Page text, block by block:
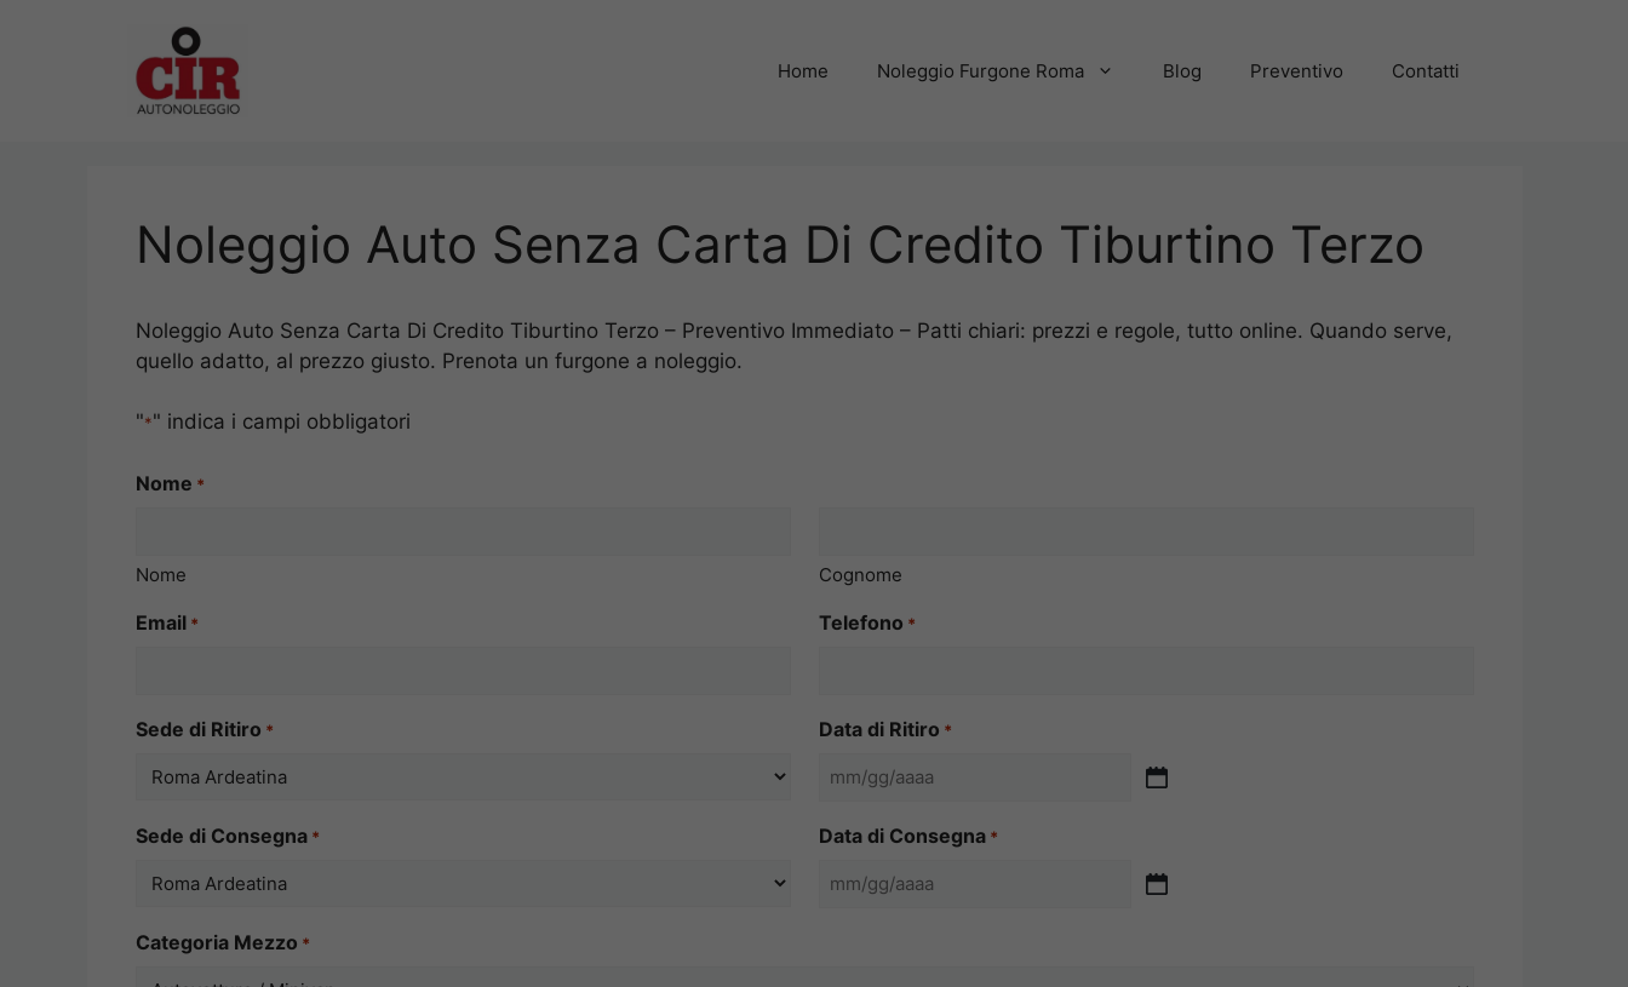
Home Noleggio Furgone Roma Blog Preventivo Contatti
Noleggio Auto Senza Carta Di Credito Tiburtino Terzo
Noleggio Auto Senza Carta Di Credito Tiburtino Terzo – Preventivo Immediato – Patti chiari: prezzi e regole, tutto online. Quando serve,
quello adatto, al prezzo giusto. Prenota un furgone a noleggio.
"*" indica i campi obbligatori
Nome *
Nome Cognome
Email * Telefono
Sede di Ritiro * Data di Ritiro
MM
GG
slash
Sede di Consegna * Data di Consegna
MM
Categoria Mezzo *